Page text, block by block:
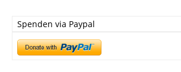
Spenden via Paypal